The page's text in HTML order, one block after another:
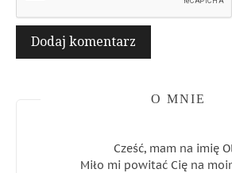
O MNIE
Cześć, mam na imię
Miło mi powitać Cię na